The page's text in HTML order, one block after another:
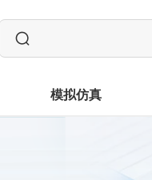
模拟仿真